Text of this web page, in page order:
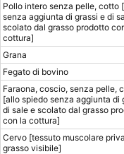
Pollo intero senza pelle, cotto
senza aggiunta di grassi e di
scolato dal grasso prodotto
cottura]
Grana
Fegato di bovino
Faraona, coscio, senza pelle,
[allo spiedo senza aggiunta di
di sale e scolato dal grasso
con la cottura]
Cervo [tessuto muscolare
grasso visibile]